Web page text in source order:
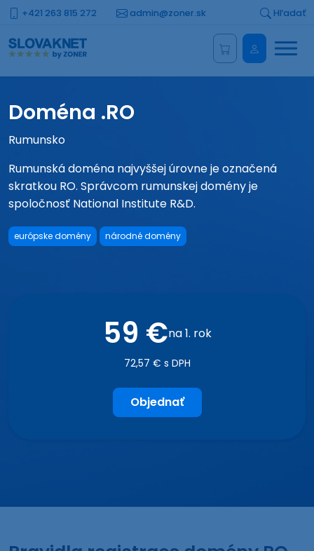
+421 263 815 272 admin@zoner.sk Hľadať
Menu
Doména .RO
Rumunsko
Rumunská doména najvyššej úrovne je označená
skratkou RO. Správcom rumunskej domény je
spoločnosť National Institute R&D.
európske domény národné domény
59 €na 1. rok
72,57 € s DPH
Objednať